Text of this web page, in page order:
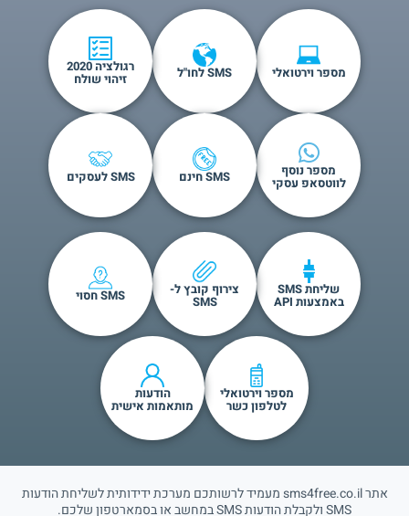
מספר וירטואלי SMS לחו"ל רגולציה 2020
זיהוי שולח
מספר נוסף
לווטסאפ עסקי SMS חינם SMS לעסקים
שליחת SMS
באמצעות API
צירוף קובץ ל-
SMS SMS חסוי
מספר וירטואלי
לטלפון כשר
הודעות
מותאמות אישית
אתר sms4free.co.il מעמיד לרשותכם מערכת ידידותית לשליחת הודעות
SMS ולקבלת הודעות SMS במחשב או בסמארטפון שלכם.